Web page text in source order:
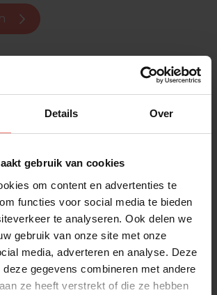
Details Over
gebruik van cookies
om content en advertenties te
functies voor social media te bieden
te analyseren. Ook delen we
gebruik van onze site met onze
media, adverteren en analyse. Deze
deze gegevens combineren met andere
ze heeft verstrekt of die ze hebben